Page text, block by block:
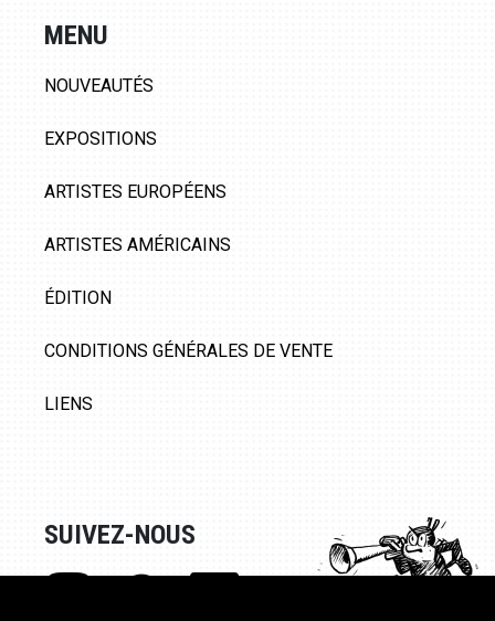
MENU
NOUVEAUTÉS
EXPOSITIONS
ARTISTES EUROPÉENS
ARTISTES AMÉRICAINS
ÉDITION
CONDITIONS GÉNÉRALES DE VENTE
LIENS
SUIVEZ-NOUS